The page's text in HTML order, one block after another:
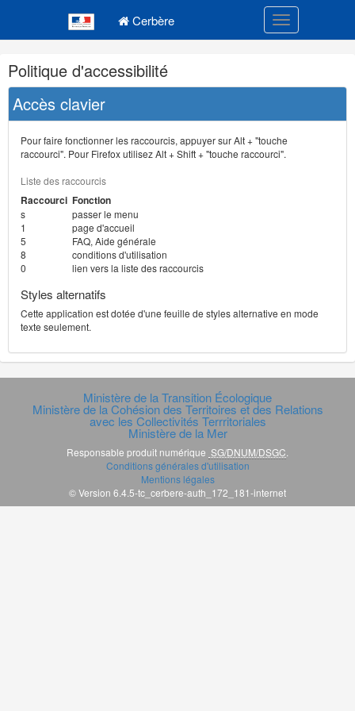
Cerbère Toggle
Navigation
et
outils
annexes
Politique d'accessibilité
Accès clavier
Pour faire fonctionner les raccourcis, appuyer sur Alt + "touche
raccourci". Pour Firefox utilisez Alt + Shift + "touche raccourci".
Liste des raccourcis
Raccourci Fonction
s
passer le menu
1
page d'accueil
5
FAQ, Aide générale
8
conditions d'utilisation
0
lien vers la liste des raccourcis
Styles alternatifs
Cette application est dotée d'une feuille de styles alternative en mode
texte seulement.
Ministère de la Transition Écologique
Ministère de la Cohésion des Territoires et des Relations
avec les Collectivités Terrritoriales
Ministère de la Mer
Responsable produit numérique SG/DNUM/DSGC
Conditions générales d'utilisation
Mentions légales
© Version 6.4.5-tc_cerbere-auth_172_181-internet